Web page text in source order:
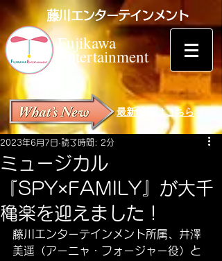
Fujikawa
Entertainment
藤川エンターテインメント
最新情報はこちら
ミュージカル
『SPY×FAMILY』が大千
穐楽を迎えました！
2023年6月7日 読了時間: 2分
藤川エンターテインメント所属、井澤
美遥（アーニャ・フォージャー役）と